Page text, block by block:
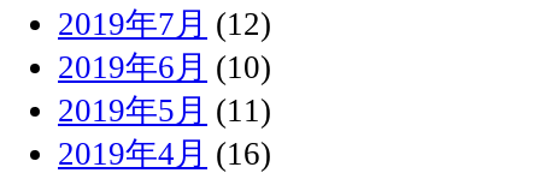
2019年7月 (12)
2019年6月 (10)
2019年5月 (11)
2019年4月 (16)